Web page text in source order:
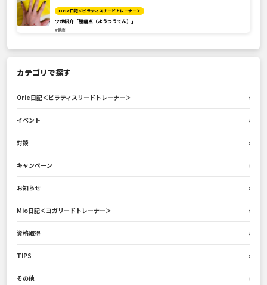
Orie日記＜ピラティスリードトレーナー＞
ツボ紹介「腰痛点（ようつうてん）」
#健康
カテゴリで探す
Orie日記＜ピラティスリードトレーナー＞ ›
イベント ›
対談 ›
キャンペーン ›
お知らせ ›
Mio日記＜ヨガリードトレーナー＞ ›
資格取得 ›
TIPS ›
その他 ›